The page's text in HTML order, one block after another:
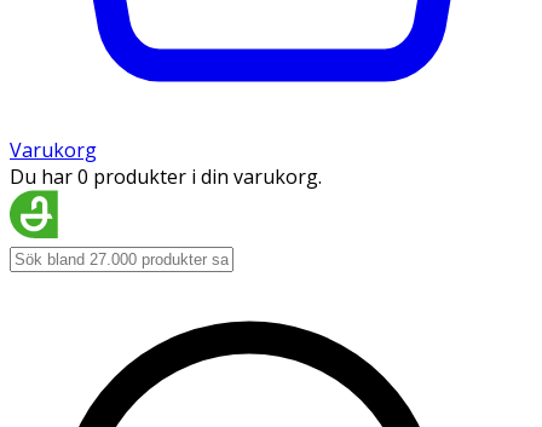
Varukorg
Du har 0 produkter i din varukorg.